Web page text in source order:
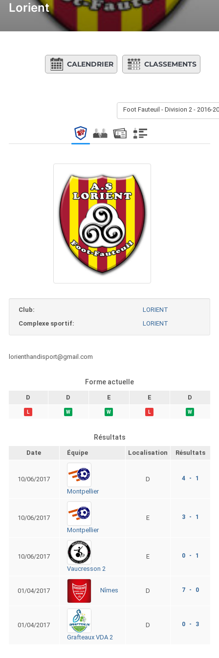
Lorient
CALENDRIER CLASSEMENTS
Foot Fauteuil - Division 2 - 2016-
Club:
LORIENT
Complexe sportif:
LORIENT
lorienthandisport@gmail.com
Forme actuelle
D D E E D
L W W L W
Résultats
Date Équipe Localisation Résultats
10/06/2017
Montpellier
D 4 - 1
10/06/2017
Montpellier
E 3 - 1
10/06/2017
Vaucresson 2
E 0 - 1
01/04/2017 Nîmes D 7 - 0
01/04/2017
Grafteaux VDA 2
D 0 - 3